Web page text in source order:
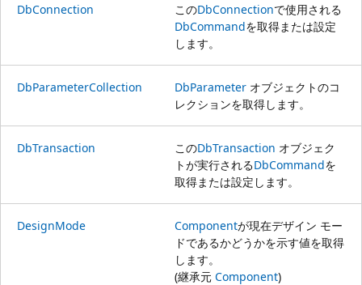
DbConnection このDbConnectionで使用される
DbCommandを取得または設定
します。
DbParameterCollection DbParameter オブジェクトのコ
レクションを取得します。
DbTransaction このDbTransaction オブジェク
トが実行されるDbCommandを
取得または設定します。
DesignMode Componentが現在デザイン モー
ドであるかどうかを示す値を取得
します。
(継承元 Component)